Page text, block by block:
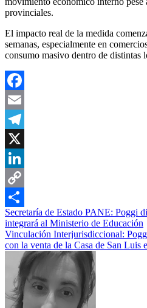
provinciales.
El impacto real de la medida
semanas, especialmente en
consumo masivo dentro de distintas
Facebook
Email
Telegram
X
LinkedIn
Copy
Link
Compartir
Navegación
de
entradas
Secretaría de Estado PANE: Poggi
integrará al Ministerio de Educación
Vinculación Interjurisdiccional:
con la venta de la Casa de San Luis